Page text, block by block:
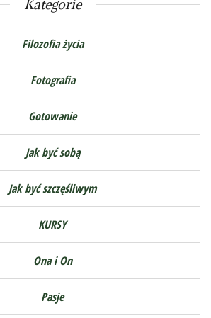
Kategorie
Filozofia życia
Fotografia
Gotowanie
Jak być sobą
Jak być szczęśliwym
KURSY
Ona i On
Pasje